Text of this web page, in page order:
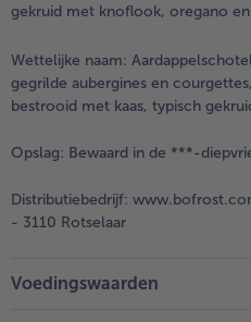
gekruid met knoflook, oregano
Wettelijke naam:
gegrilde aubergines en
bestrooid met kaas, typisch
Opslag: Bewaard in de ***-
Distributiebedrijf:
- 3110 Rotselaar
Voedingswaarden